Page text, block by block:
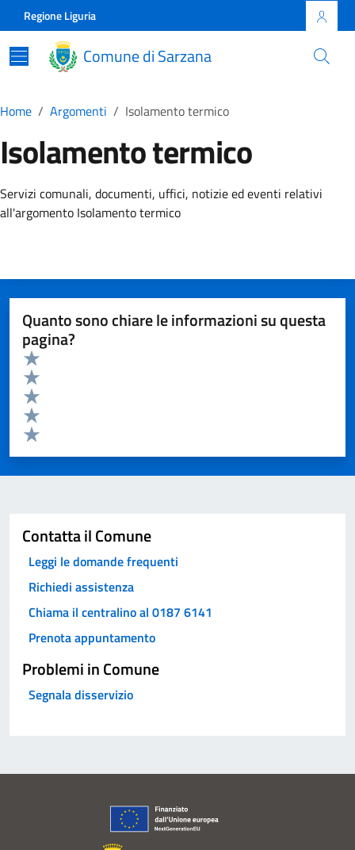
Skip to main content
Comune di Sarzana
Regione Liguria
Comune di Sarzana
Home Argomenti Isolamento termico
Isolamento termico
Dettagli della Notizia
Servizi comunali, documenti, uffici, notizie ed eventi relativi
all'argomento Isolamento termico
Quanto sono chiare le informazioni su questa
pagina?
Valuta da 1 a 5 stelle la pagina
Valuta 5 stelle su 5
Valuta 4 stelle su 5
Valuta 3 stelle su 5
Valuta 2 stelle su 5
Valuta 1 stelle su 5
Contatta il Comune
Leggi le domande frequenti
Richiedi assistenza
Chiama il centralino al 0187 6141
Prenota appuntamento
Problemi in Comune
Segnala disservizio